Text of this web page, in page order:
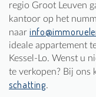
regio Groot Leuven
kantoor op het
naar
ideale appartement
Kessel-Lo. Wenst u
te verkopen? Bij ons
schatting.